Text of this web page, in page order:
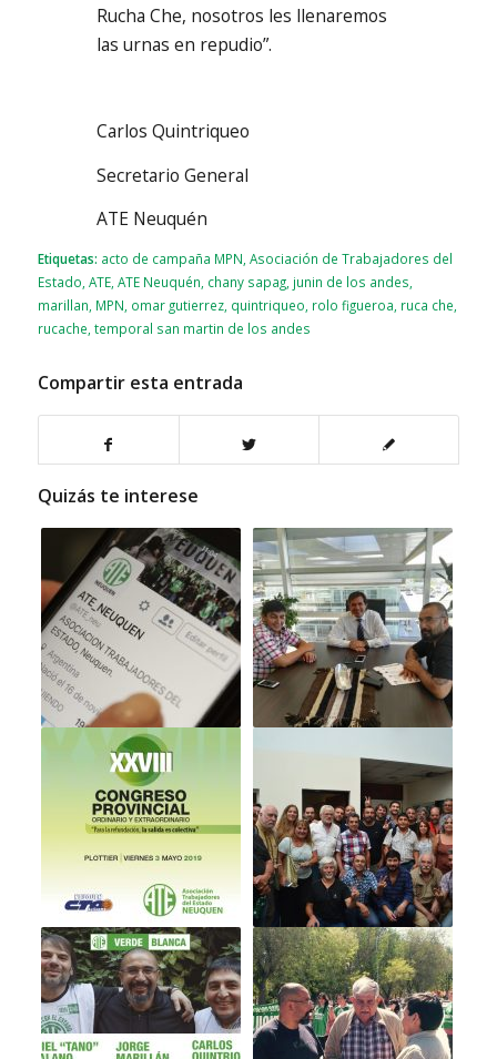
Rucha Che, nosotros les llenaremos
las urnas en repudio”.
Carlos Quintriqueo
Secretario General
ATE Neuquén
Etiquetas: acto de campaña MPN Asociación de Trabajadores del
Estado ATE, ATE Neuquén chany sapag, junin de los andes
marillan MPN omar gutierrez, quintriqueo rolo figueroa ruca che
rucache temporal san martin de los andes
Compartir esta entrada
Quizás te interese